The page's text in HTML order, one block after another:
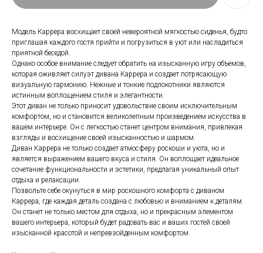
Модель Каррера восхищает своей невероятной мягкостью сиденья, будто
приглашая каждого гостя прийти и погрузиться в уют или насладиться
приятной беседой.
Однако особое внимание следует обратить на изысканную игру объемов,
которая оживляет силуэт дивана Каррера и создает потрясающую
визуальную гармонию. Нежные и тонкие подлокотники являются
истинным воплощением стиля и элегантности.
Этот диван не только приносит удовольствие своим исключительным
комфортом, но и становится великолепным произведением искусства в
вашем интерьере. Он с легкостью станет центром внимания, привлекая
взгляды и восхищение своей изысканностью и шармом.
Диван Каррера не только создает атмосферу роскоши и уюта, но и
является выражением вашего вкуса и стиля. Он воплощает идеальное
сочетание функциональности и эстетики, предлагая уникальный опыт
отдыха и релаксации.
Позвольте себе окунуться в мир роскошного комфорта с диваном
Каррера, где каждая деталь создана с любовью и вниманием к деталям.
Он станет не только местом для отдыха, но и прекрасным элементом
вашего интерьера, который будет радовать вас и ваших гостей своей
изысканной красотой и непревзойденным комфортом.
Если вам нужна консультация менеджера,
заполните форму ниже
Изготовим мебель, которая
отражает ваш стиль